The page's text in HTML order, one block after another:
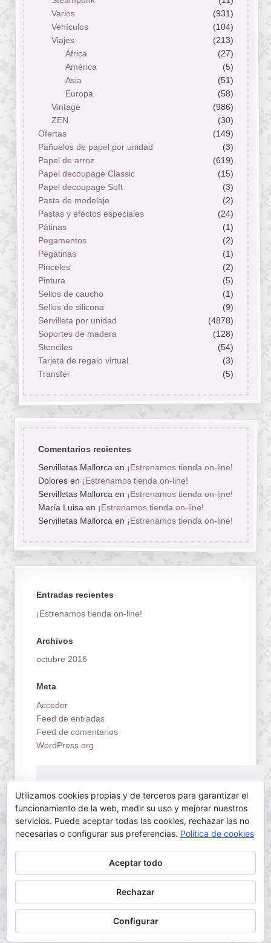
Varios
(931)
Vehículos
(104)
Viajes
(213)
África
(27)
América
(5)
Asia
(51)
Europa
(58)
Vintage
(986)
ZEN
(30)
Ofertas
(149)
Pañuelos de papel por unidad
(3)
Papel de arroz
(619)
Papel decoupage Classic
(15)
Papel decoupage Soft
(3)
Pasta de modelaje
(2)
Pastas y efectos especiales
(24)
Pátinas
(1)
Pegamentos
(2)
Pegatinas
(1)
Pinceles
(2)
Pintura
(5)
Sellos de caucho
(1)
Sellos de silicona
(9)
Servilleta por unidad
(4878)
Soportes de madera
(128)
Stenciles
(54)
Tarjeta de regalo virtual
(3)
Transfer
(5)
Comentarios recientes
Servilletas Mallorcaen ¡Estrenamos tienda on-line!
Doloresen ¡Estrenamos tienda on-line!
Servilletas Mallorcaen ¡Estrenamos tienda on-line!
María Luisaen ¡Estrenamos tienda on-line!
Servilletas Mallorcaen ¡Estrenamos tienda on-line!
Entradas recientes
¡Estrenamos tienda on-line!
Archivos
octubre 2016
Meta
Acceder
Feed de entradas
Feed de comentarios
WordPress.org
Servilletas Mallorca © 2026. All Rights Reserved.
Powered byWordPress. Designed by
Utilizamos cookies propias y de terceros para garantizar el
funcionamiento de la web, medir su uso y mejorar nuestros
servicios. Puede aceptar todas las cookies, rechazar las no
necesarias o configurar sus preferencias. Política de cookies
Aceptar todo
Rechazar
Configurar